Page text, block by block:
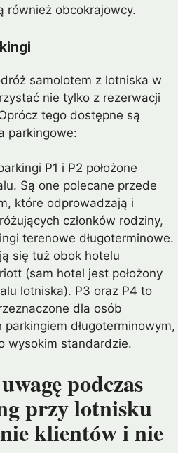
również obcokrajowcy.
samolotem z lotniska w
nie tylko z rezerwacji
tego dostępne są
parkingowe:
P1 i P2 położone
Są one polecane przede
które odprowadzają i
członków rodziny,
terenowe długoterminowe.
się tuż obok hotelu
(sam hotel jest położony
lotniska). P3 oraz P4 to
dla osób
długoterminowym,
wysokim standardzie.
podczas
przy lotnisku
klientów i nie